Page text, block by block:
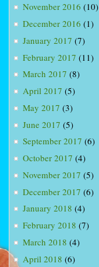
November 2016 (10)
December 2016 (1)
January 2017 (7)
February 2017 (11)
March 2017 (8)
April 2017 (5)
May 2017 (3)
June 2017 (5)
September 2017 (6)
October 2017 (4)
November 2017 (5)
December 2017 (6)
January 2018 (4)
February 2018 (7)
March 2018 (4)
April 2018 (6)